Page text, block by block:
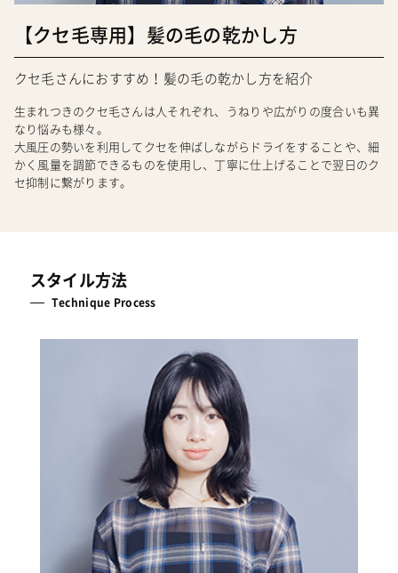
【クセ毛専用】髪の毛の乾かし方
クセ毛さんにおすすめ！髪の毛の乾かし方を紹介
生まれつきのクセ毛さんは人それぞれ、うねりや広がりの度合いも異
なり悩みも様々。
大風圧の勢いを利用してクセを伸ばしながらドライをすることや、細
かく風量を調節できるものを使用し、丁寧に仕上げることで翌日のク
セ抑制に繋がります。
スタイル方法
Technique Process